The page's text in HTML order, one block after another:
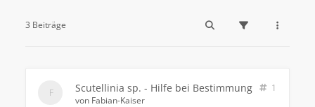
3 Beiträge
Scutellinia sp. - Hilfe bei Bestimmung
1
von Fabian-Kaiser